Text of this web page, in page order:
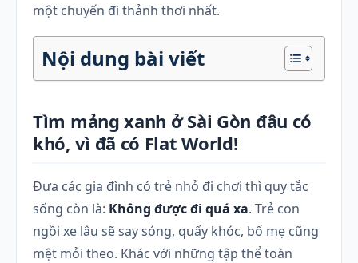
một chuyến đi thảnh thơi nhất.
Nội dung bài viết
Tìm mảng xanh ở Sài Gòn đâu có
khó, vì đã có Flat World!
Đưa các gia đình có trẻ nhỏ đi chơi thì quy tắc
sống còn là: Không được đi quá xa. Trẻ con
ngồi xe lâu sẽ say sóng, quấy khóc, bố mẹ cũng
mệt mỏi theo. Khác với những tập thể toàn